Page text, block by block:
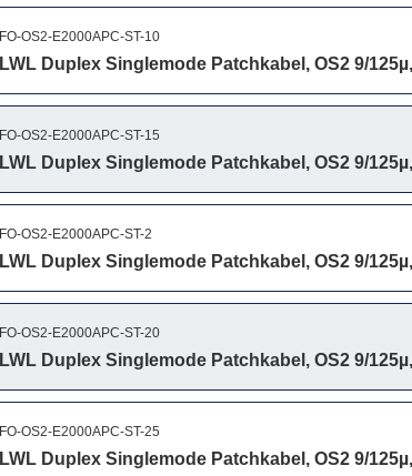
FO-OS2-E2000APC-ST-10
LWL Duplex Singlemode Patchkabel, OS2 9/
FO-OS2-E2000APC-ST-15
LWL Duplex Singlemode Patchkabel, OS2 9/
FO-OS2-E2000APC-ST-2
LWL Duplex Singlemode Patchkabel, OS2 9/
FO-OS2-E2000APC-ST-20
LWL Duplex Singlemode Patchkabel, OS2 9/
FO-OS2-E2000APC-ST-25
LWL Duplex Singlemode Patchkabel, OS2 9/